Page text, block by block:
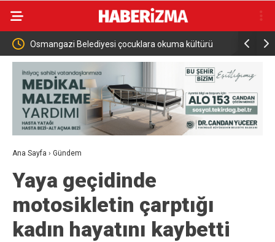
Osmangazi Belediyesi çocuklara okuma kültürü
kazandırıyor topluyor
Ana Sayfa › Gündem
Yaya geçidinde
motosikletin çarptığı
kadın hayatını kaybetti